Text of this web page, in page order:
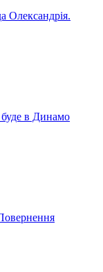
Олександрія.
буде в Динамо